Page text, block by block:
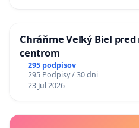
Chráňme Veľký Biel
centrom
295 podpisov
295 Podpisy / 30 dni
23 Jul 2026